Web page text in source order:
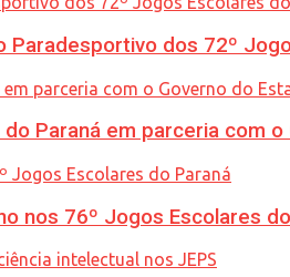
dos 72º
Paraná em parceria com o
nos 76º Jogos Escolares